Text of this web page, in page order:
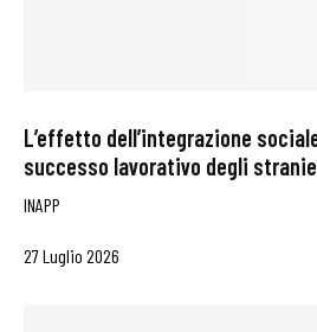
L’effetto dell’integrazione
successo lavorativo degli
INAPP
27 Luglio 2026